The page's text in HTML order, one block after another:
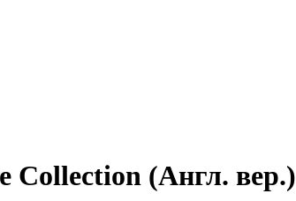
Collection (Англ. вер.)